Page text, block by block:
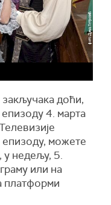
доћи,
4. марта
епизоду, можете
у недељу, 5.
или на
платформи